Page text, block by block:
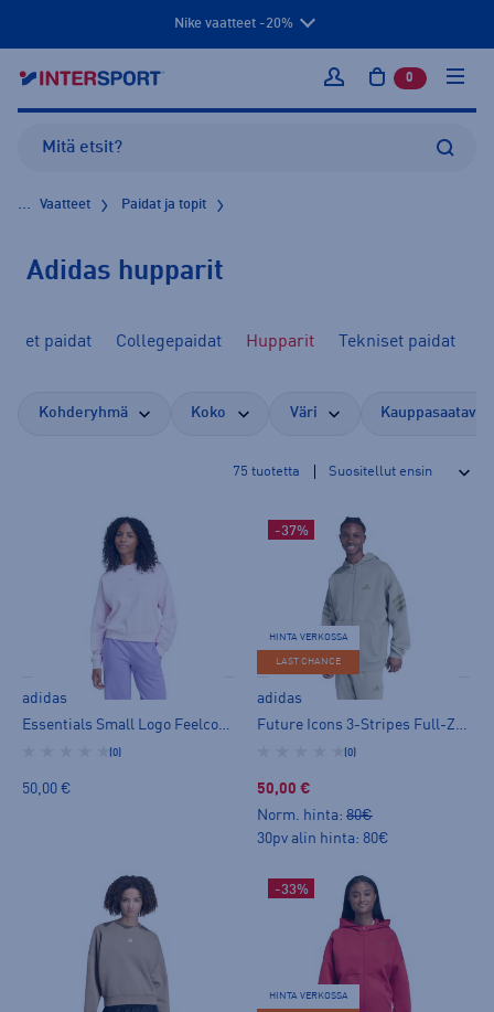
Nike vaatteet -20%
Kirjaudu sisään
0 tuotetta
... Vaatteet Paidat ja topit
Adidas hupparit
paidat Collegepaidat Hupparit Tekniset paidat
Kohderyhmä Koko Väri
75 tuotetta
adidas
Essentials Small Logo Feelcozy Sweatshirt W - huppari
(0)
50,00 €
-37%
HINTA VERKOSSA
LAST CHANCE
adidas
Future Icons 3-Stripes Full-Zip Hoodie M - huppari
(0)
50,00 €
Norm. hinta: 80€
30pv alin hinta: 80€
-33%
HINTA VERKOSSA